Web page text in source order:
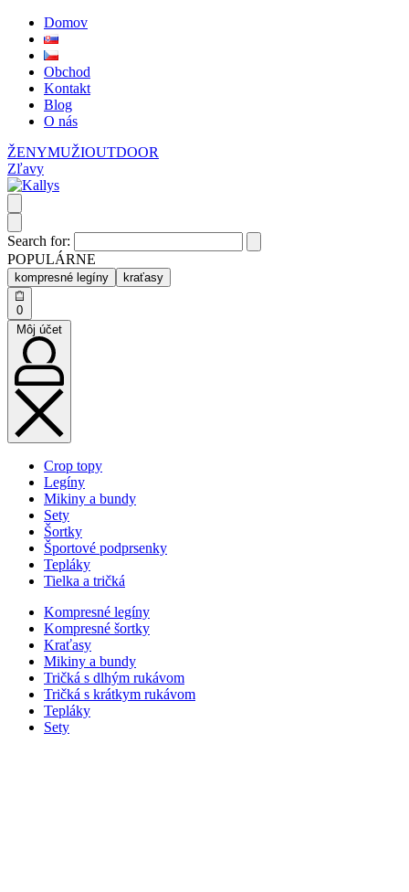
Domov
Obchod
Kontakt
Blog
O nás
ŽENYMUŽIOUTDOOR
Zľavy
Search for:
POPULÁRNE
kompresné legíny kraťasy
0
Môj účet
Crop topy
Legíny
Mikiny a bundy
Sety
Šortky
Športové podprsenky
Tepláky
Tielka a tričká
Kompresné legíny
Kompresné šortky
Kraťasy
Mikiny a bundy
Tričká s dlhým rukávom
Tričká s krátkym rukávom
Tepláky
Sety